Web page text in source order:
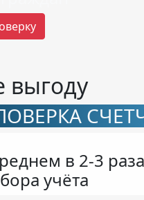
выгоду
в 2-3
учёта